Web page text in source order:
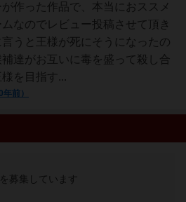
作った作品で、本当におススメ
なのでレビュー投稿させて頂き
言うと王様が死にそうになったの
達がお互いに毒を盛って殺し合
を目指す...
前）
募集しています